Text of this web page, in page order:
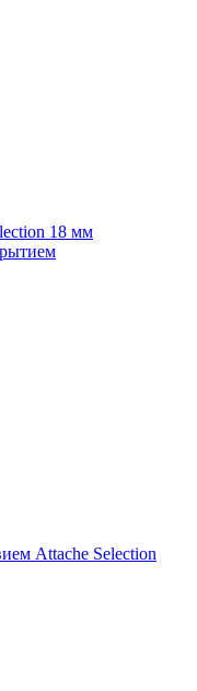
18 мм
Attache Selection